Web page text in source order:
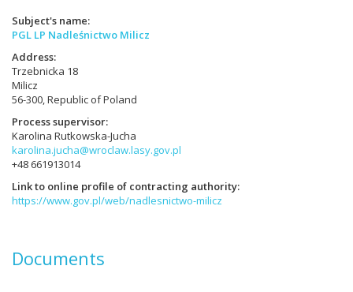
Subject's name
PGL LP Nadleśnictwo Milicz
Address
Trzebnicka 18
Milicz
56-300, Republic of Poland
Process supervisor
Karolina Rutkowska-Jucha
karolina.jucha@wroclaw.lasy.gov.pl
+48 661913014
Link to online profile of contracting authority
https://www.gov.pl/web/nadlesnictwo-milicz
Documents